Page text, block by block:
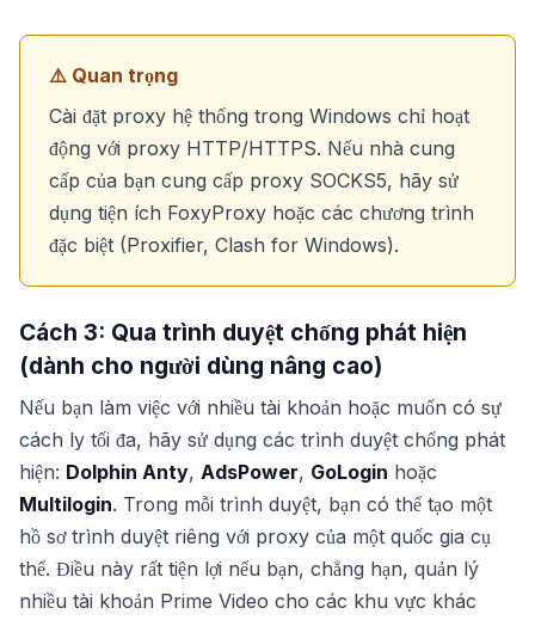
⚠️ Quan trọng
Cài đặt proxy hệ thống trong Windows chỉ hoạt
động với proxy HTTP/HTTPS. Nếu nhà cung
cấp của bạn cung cấp proxy SOCKS5, hãy sử
dụng tiện ích FoxyProxy hoặc các chương trình
đặc biệt (Proxifier, Clash for Windows).
Cách 3: Qua trình duyệt chống phát hiện
(dành cho người dùng nâng cao)
Nếu bạn làm việc với nhiều tài khoản hoặc muốn có sự
cách ly tối đa, hãy sử dụng các trình duyệt chống phát
hiện: Dolphin Anty, AdsPower, GoLogin hoặc
Multilogin. Trong mỗi trình duyệt, bạn có thể tạo một
hồ sơ trình duyệt riêng với proxy của một quốc gia cụ
thể. Điều này rất tiện lợi nếu bạn, chẳng hạn, quản lý
nhiều tài khoản Prime Video cho các khu vực khác